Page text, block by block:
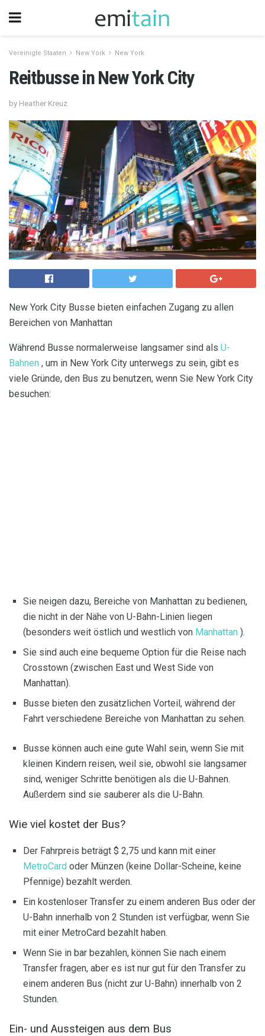
Vereinigte Staaten New York New York
Reitbusse in New York City
by Heather Kreuz
New York City Busse bieten einfachen Zugang zu allen
Bereichen von Manhattan
Während Busse normalerweise langsamer sind als U-
Bahnen , um in New York City unterwegs zu sein, gibt es
viele Gründe, den Bus zu benutzen, wenn Sie New York City
besuchen:
Sie neigen dazu, Bereiche von Manhattan zu bedienen,
die nicht in der Nähe von U-Bahn-Linien liegen
(besonders weit östlich und westlich von Manhattan ).
Sie sind auch eine bequeme Option für die Reise nach
Crosstown (zwischen East und West Side von
Manhattan).
Busse bieten den zusätzlichen Vorteil, während der
Fahrt verschiedene Bereiche von Manhattan zu sehen.
Busse können auch eine gute Wahl sein, wenn Sie mit
kleinen Kindern reisen, weil sie, obwohl sie langsamer
sind, weniger Schritte benötigen als die U-Bahnen.
Außerdem sind sie sauberer als die U-Bahn.
Wie viel kostet der Bus?
Der Fahrpreis beträgt $ 2,75 und kann mit einer
MetroCard oder Münzen (keine Dollar-Scheine, keine
Pfennige) bezahlt werden.
Ein kostenloser Transfer zu einem anderen Bus oder der
U-Bahn innerhalb von 2 Stunden ist verfügbar, wenn Sie
mit einer MetroCard bezahlt haben.
Wenn Sie in bar bezahlen, können Sie nach einem
Transfer fragen, aber es ist nur gut für den Transfer zu
einem anderen Bus (nicht zur U-Bahn) innerhalb von 2
Stunden.
Ein- und Aussteigen aus dem Bus